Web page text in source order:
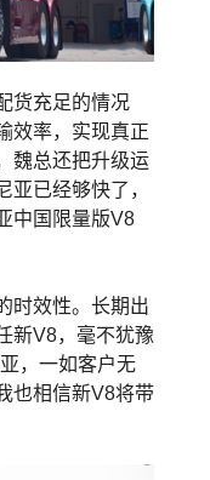
货充足的情况
效率，实现真正
魏总还把升级运
亚已经够快了，
中国限量版V8
时效性。长期出
新V8，毫不犹豫
，一如客户无
也相信新V8将带